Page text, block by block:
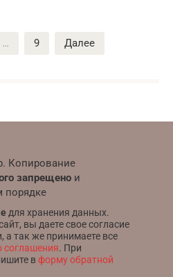
… 9 Далее
Копирование
запрещено и
порядке
для хранения данных.
вы даете свое согласие
а так же принимаете все
соглашения. При
вформу обратной